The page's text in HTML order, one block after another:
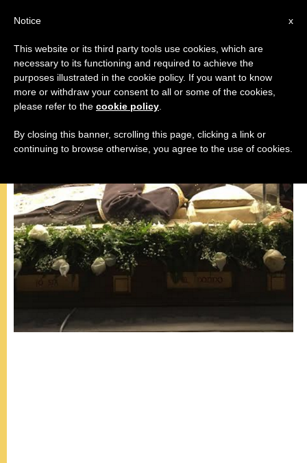
MISERICORDIA
x
Notice
This website or its third party tools use cookies, which are
necessary to its functioning and required to achieve the
purposes illustrated in the cookie policy. If you want to know
more or withdraw your consent to all or some of the cookies,
please refer to the cookie policy
By closing this banner, scrolling this page, clicking a link or
continuing to browse otherwise, you agree to the use of cookies.